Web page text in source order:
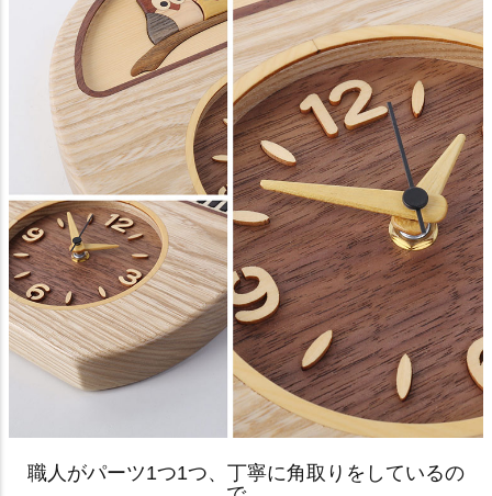
職人がパーツ1つ1つ、丁寧に角取りをしているの